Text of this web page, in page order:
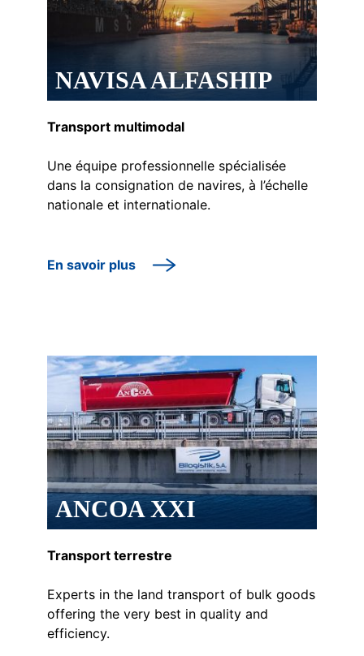
NAVISA ALFASHIP
Transport multimodal
Une équipe professionnelle spécialisée
dans la consignation de navires, à l’échelle
nationale et internationale.
En savoir plus
ANCOA XXI
Transport terrestre
Experts in the land transport of bulk goods
offering the very best in quality and
efficiency.